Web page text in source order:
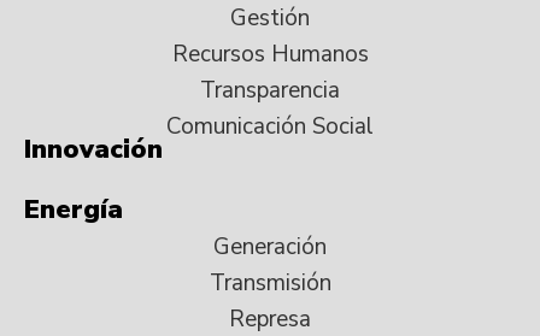
Gestión
Recursos Humanos
Transparencia
Comunicación Social
Innovación
Energía
Generación
Transmisión
Represa